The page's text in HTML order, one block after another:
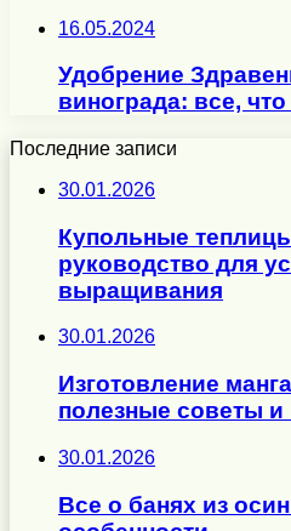
16.05.2024
Удобрение
винограда: все,
Последние записи
30.01.2026
Купольные
руководство для
выращивания
30.01.2026
Изготовление
полезные советы и
30.01.2026
Все о банях из